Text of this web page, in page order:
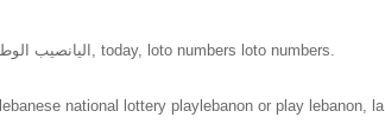
Loto in lebanon same as loto of lebanon, اليانصيب الوطني اللبناني, today, loto numbers loto numbers.
national lottery playlebanon or play lebanon,